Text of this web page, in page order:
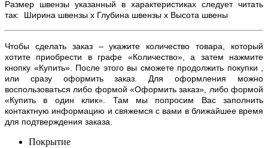
Размер швензы указанный в характеристиках следует читать
так: Ширина швензы х Глубина швензы х Высота швены
Чтобы сделать заказ – укажите количество товара, который
хотите приобрести в графе «Количество», а затем нажмите
кнопку «Купить». После этого вы сможете продолжить покупки ,
или сразу оформить заказ. Для оформления можно
воспользоваться либо формой «Оформить заказ», либо формой
«Купить в один клик». Там мы попросим Вас заполнить
контактную информацию и свяжемся с вами в ближайшее время
для подтверждения заказа.
Покрытие